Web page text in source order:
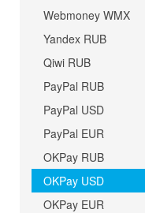
Webmoney WMX
Yandex RUB
Qiwi RUB
PayPal RUB
PayPal USD
PayPal EUR
OKPay RUB
OKPay USD
OKPay EUR